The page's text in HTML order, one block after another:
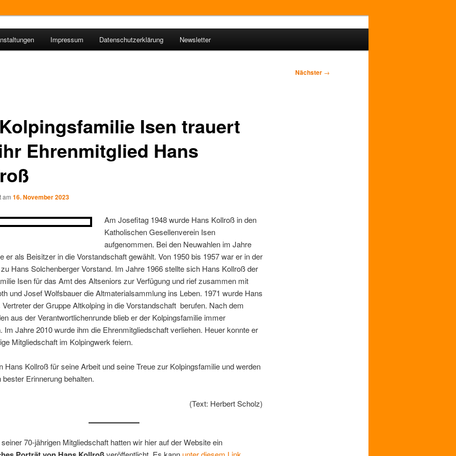
Isen
Impressum Datenschutzerklärung Newsletter
Nächster →
Isen trauert
Ehrenmitglied Hans
am 16. November 2023
Am Josefitag 1948 wurde Hans Kollroß in den
Katholischen Gesellenverein Isen
aufgenommen. Bei den Neuwahlen im Jahre
er als Beisitzer in die Vorstandschaft gewählt. Von 1950 bis 1957 war er in der
Hans Solchenberger Vorstand. Im Jahre 1966 stellte sich Hans Kollroß der
Isen für das Amt des Altseniors zur Verfügung und rief zusammen mit
und Josef Wolfsbauer die Altmaterialsammlung ins Leben. 1971 wurde Hans
Vertreter der Gruppe Altkolping in die Vorstandschaft berufen. Nach dem
aus der Verantwortlichenrunde blieb er der Kolpingsfamilie immer
Im Jahre 2010 wurde ihm die Ehrenmitgliedschaft verliehen. Heuer konnte er
Mitgliedschaft im Kolpingwerk feiern.
Hans Kollroß für seine Arbeit und seine Treue zur Kolpingsfamilie und werden
bester Erinnerung behalten.
(Text: Herbert Scholz)
70-jährigen Mitgliedschaft hatten wir hier auf der Website ein